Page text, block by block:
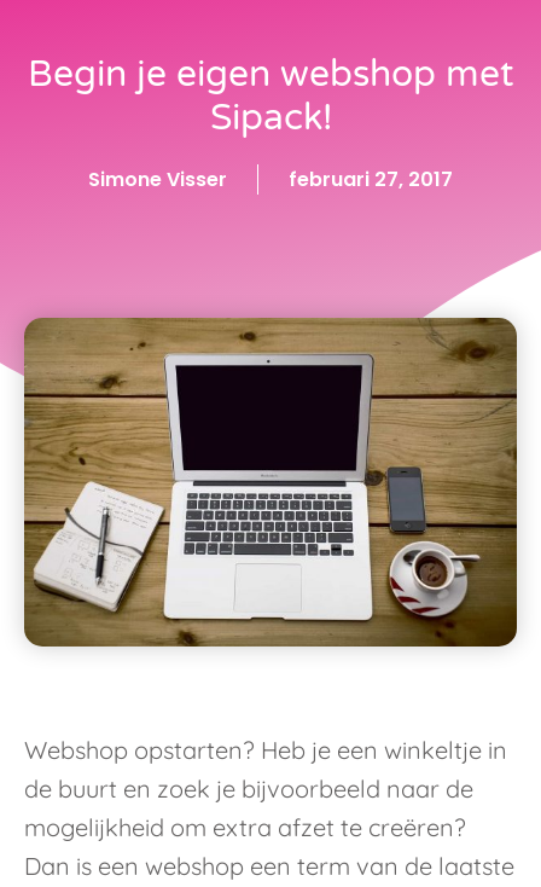
Begin je eigen webshop met
Sipack!
Simone Visser februari 27, 2017
Webshop opstarten? Heb je een winkeltje in
de buurt en zoek je bijvoorbeeld naar de
mogelijkheid om extra afzet te creëren?
Dan is een webshop een term van de laatste